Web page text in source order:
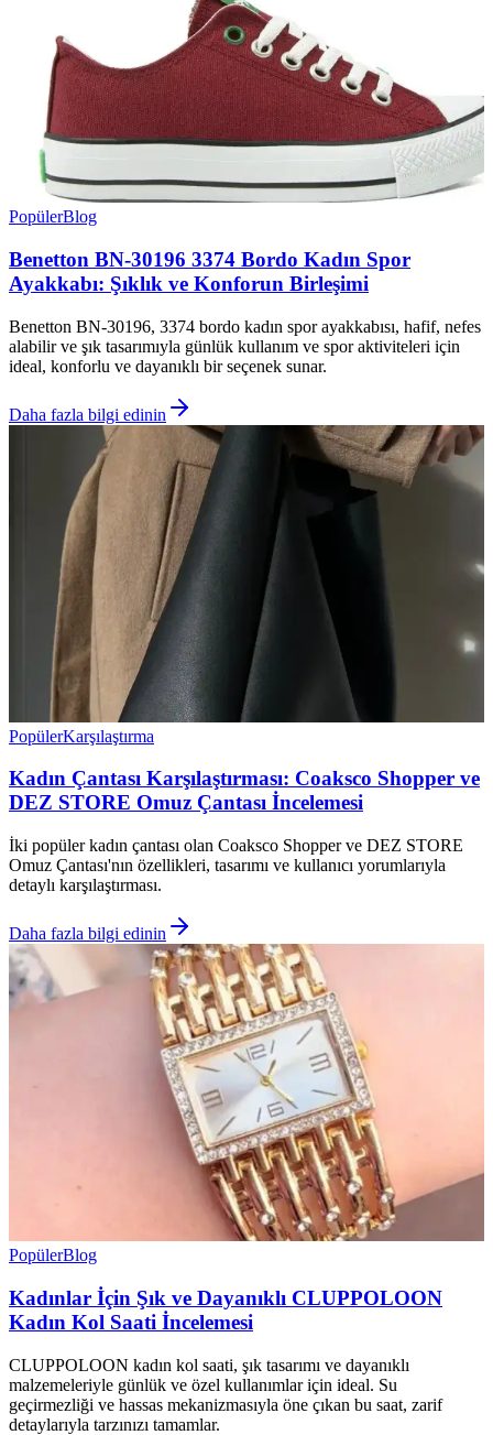
PopülerBlog
Benetton BN-30196 3374 Bordo Kadın Spor
Ayakkabı: Şıklık ve Konforun Birleşimi
Benetton BN-30196, 3374 bordo kadın spor ayakkabısı, hafif, nefes
alabilir ve şık tasarımıyla günlük kullanım ve spor aktiviteleri için
ideal, konforlu ve dayanıklı bir seçenek sunar.
Daha fazla bilgi edinin
PopülerKarşılaştırma
Kadın Çantası Karşılaştırması: Coaksco Shopper ve
DEZ STORE Omuz Çantası İncelemesi
İki popüler kadın çantası olan Coaksco Shopper ve DEZ STORE
Omuz Çantası'nın özellikleri, tasarımı ve kullanıcı yorumlarıyla
detaylı karşılaştırması.
Daha fazla bilgi edinin
PopülerBlog
Kadınlar İçin Şık ve Dayanıklı CLUPPOLOON
Kadın Kol Saati İncelemesi
CLUPPOLOON kadın kol saati, şık tasarımı ve dayanıklı
malzemeleriyle günlük ve özel kullanımlar için ideal. Su
geçirmezliği ve hassas mekanizmasıyla öne çıkan bu saat, zarif
detaylarıyla tarzınızı tamamlar.